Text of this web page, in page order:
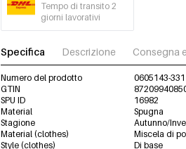
Tempo di transito 2
giorni lavorativi
Specifica Descrizione Consegna
Numero del prodotto
0605143-
GTIN
SPU ID
16982
Material
Spugna
Stagione
Autunno/
Material (clothes)
Miscela di
Style (clothes)
Di base